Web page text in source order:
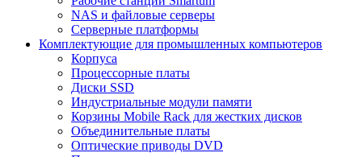
NAS и файловые серверы
Серверные платформы
Комплектующие для промышленных компьютеров
Корпуса
Процессорные платы
Диски SSD
Индустриальные модули памяти
Корзины Mobile Rack для жестких дисков
Объединительные платы
Оптические приводы DVD